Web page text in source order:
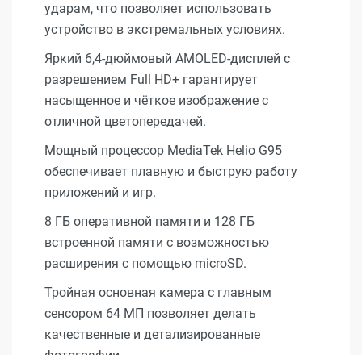
ударам, что позволяет использовать
устройство в экстремальных условиях.
Яркий 6,4-дюймовый AMOLED-дисплей с
разрешением Full HD+ гарантирует
насыщенное и чёткое изображение с
отличной цветопередачей.
Мощный процессор MediaTek Helio G95
обеспечивает плавную и быструю работу
приложений и игр.
8 ГБ оперативной памяти и 128 ГБ
встроенной памяти с возможностью
расширения с помощью microSD.
Тройная основная камера с главным
сенсором 64 МП позволяет делать
качественные и детализированные